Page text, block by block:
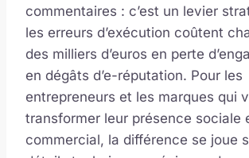
commentaires : c’est un levier
les erreurs d’exécution coûtent
des milliers d’euros en perte
en dégâts d’e-réputation. Pour les
entrepreneurs et les marques qui
transformer leur présence sociale
commercial, la différence se joue